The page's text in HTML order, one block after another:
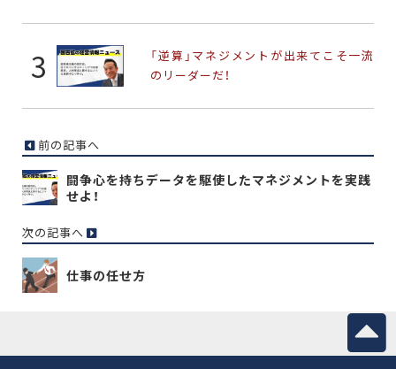
「逆算」マネジメントが出来てこそ一流
のリーダーだ！
前の記事へ
闘争心を持ちデータを駆使したマネジメントを実践
せよ！
次の記事へ
仕事の任せ方